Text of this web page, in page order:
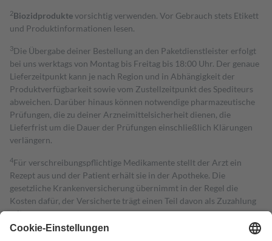
2Biozidproduktevorsichtig verwenden. Vor Gebrauch stets Etikett
und Produktinformationen lesen.
3Die Übergabe deiner Bestellung an den Paketdienstleister erfolgt
bei uns werktags von Montag bis Freitag bis 18:00 Uhr. Der genaue
Lieferzeitpunkt kann je nach Region und in Abhängigkeit der
Produktverfügbarkeit sowie vom Zustellzeitpunkt des Spediteurs
abweichen. Darüber hinaus können notwendige pharmazeutische
Prüfungen, die zu deiner Arzneimittelsicherheit dienen, die
Lieferfrist um die Dauer der Prüfungen einschließlich Klärungen
verlängern.
4Für verschreibungspflichtige Medikamente stellt der Arzt ein
Rezept aus und der Patient erhält sie in der Apotheke. Die
gesetzliche Krankenversicherung übernimmt in der Regel die
Kosten dafür, der Versicherte trägt einen Teil davon als Zuzahlung
mit.
Grundsätzlich leisten Mitglieder Zuzahlungen in Höhe von zehn